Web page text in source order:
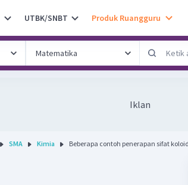
UTBK/SNBT Produk Ruangguru
Iklan
SMA Kimia Beberapa contoh penerapan sifat